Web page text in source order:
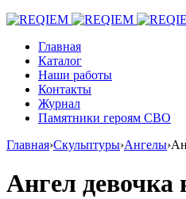
Главная
Каталог
Наши работы
Контакты
Журнал
Памятники героям СВО
Главная›Скульптуры›Ангелы›
Ангел девочка